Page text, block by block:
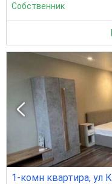
Собственник
1-комн квартира, ул